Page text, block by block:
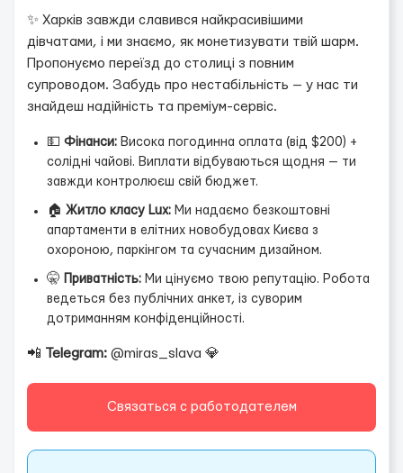
✨ Харків завжди славився найкрасивішими
дівчатами, і ми знаємо, як монетизувати твій шарм.
Пропонуємо переїзд до столиці з повним
супроводом. Забудь про нестабільність — у нас ти
знайдеш надійність та преміум-сервіс.
💵 Фінанси: Висока погодинна оплата (від $200) +
солідні чайові. Виплати відбуваються щодня — ти
завжди контролюєш свій бюджет.
🏠 Житло класу Lux: Ми надаємо безкоштовні
апартаменти в елітних новобудовах Києва з
охороною, паркінгом та сучасним дизайном.
🤫 Приватність: Ми цінуємо твою репутацію. Робота
ведеться без публічних анкет, із суворим
дотриманням конфіденційності.
📲 Telegram: @miras_slava 💎
Связаться с работодателем